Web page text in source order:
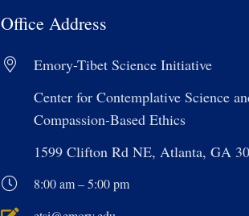
Office Address
Emory-Tibet Science Initiative
Center for Contemplative Science
Compassion-Based Ethics
1599 Clifton Rd NE, Atlanta, GA
8:00 am – 5:00 pm